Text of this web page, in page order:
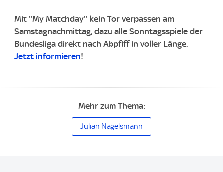
Mit "My Matchday" kein Tor verpassen am
Samstagnachmittag, dazu alle Sonntagsspiele der
Bundesliga direkt nach Abpfiff in voller Länge.
Jetzt informieren!
Mehr zum Thema:
Julian Nagelsmann